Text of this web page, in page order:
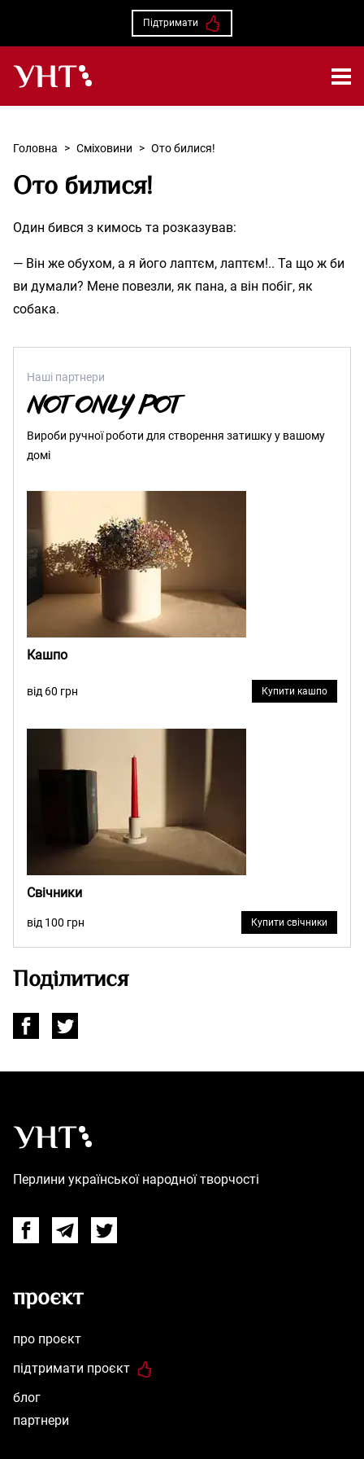
Підтримати
Головна > Сміховини > Ото билися!
Ото билися!
Один бився з кимось та розказував:
— Він же обухом, а я його лаптєм, лаптєм!.. Та що ж би
ви думали? Мене повезли, як пана, а він побіг, як
собака.
Наші партнери
Вироби ручної роботи для створення затишку у вашому
домі
Кашпо
від 60 грн Купити кашпо
Свічники
від 100 грн Купити свічники
Поділитися
Перлини української народної творчості
FacebookTelegramTwitter
проєкт
про проєкт
підтримати проєкт
блог
партнери